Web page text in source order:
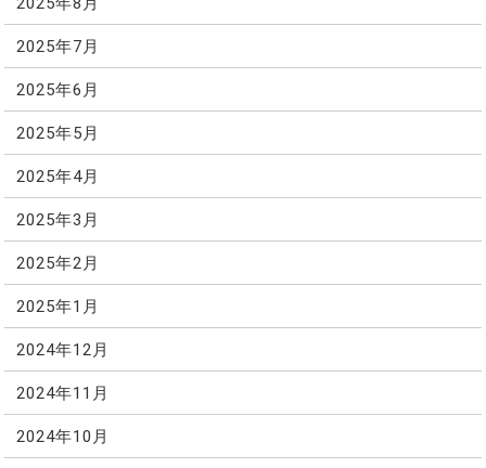
2025年7月
2025年6月
2025年5月
2025年4月
2025年3月
2025年2月
2025年1月
2024年12月
2024年11月
2024年10月